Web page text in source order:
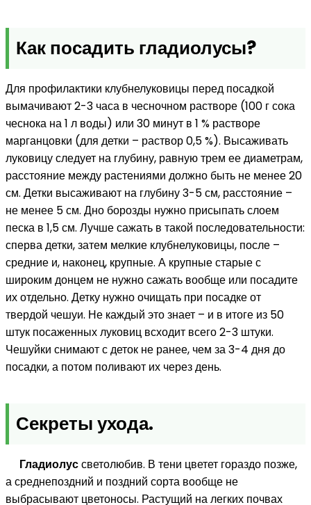
Как посадить гладиолусы?
Для профилактики клубнелуковицы перед посадкой
вымачивают 2-3 часа в чесночном растворе (100 г сока
чеснока на 1 л воды) или 30 минут в 1 % растворе
марганцовки (для детки – раствор 0,5 %). Высаживать
луковицу следует на глубину, равную трем ее диаметрам,
расстояние между растениями должно быть не менее 20
см. Детки высаживают на глубину 3-5 см, расстояние –
не менее 5 см. Дно борозды нужно присыпать слоем
песка в 1,5 см. Лучше сажать в такой последовательности:
сперва детки, затем мелкие клубнелуковицы, после –
средние и, наконец, крупные. А крупные старые с
широким донцем не нужно сажать вообще или посадите
их отдельно. Детку нужно очищать при посадке от
твердой чешуи. Не каждый это знает – и в итоге из 50
штук посаженных луковиц всходит всего 2-3 штуки.
Чешуйки снимают с деток не ранее, чем за 3-4 дня до
посадки, а потом поливают их через день.
Секреты ухода.
Гладиолуссветолюбив. В тени цветет гораздо позже,
а среднепоздний и поздний сорта вообще не
выбрасывают цветоносы. Растущий на легких почвах